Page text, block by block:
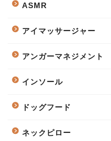
ASMR
アイマッサージャー
アンガーマネジメント
インソール
ドッグフード
ネックピロー